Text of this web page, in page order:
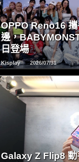
OPPO Reno16
邊，
日登場
Kisplay 2026/07/31
Galaxy Z Flip8 動